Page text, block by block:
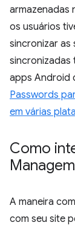
armazenadas
os usuários
sincronizar as
sincronizadas
apps Android
Passwords
em várias
Como
A maneira
com seu site